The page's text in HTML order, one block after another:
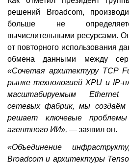
решений Broadcom,
больше не
вычислительными ресурсами.
от повторного использования
обмена данными между
«Сочетая архитектуру TCP
рынке технологией XPU и IP-
масштабируемым
сетевых фабрик, мы
решает ключевые проблемы
агентного ИИ», — заявил он.
«Объединение
Broadcom и архитектуры